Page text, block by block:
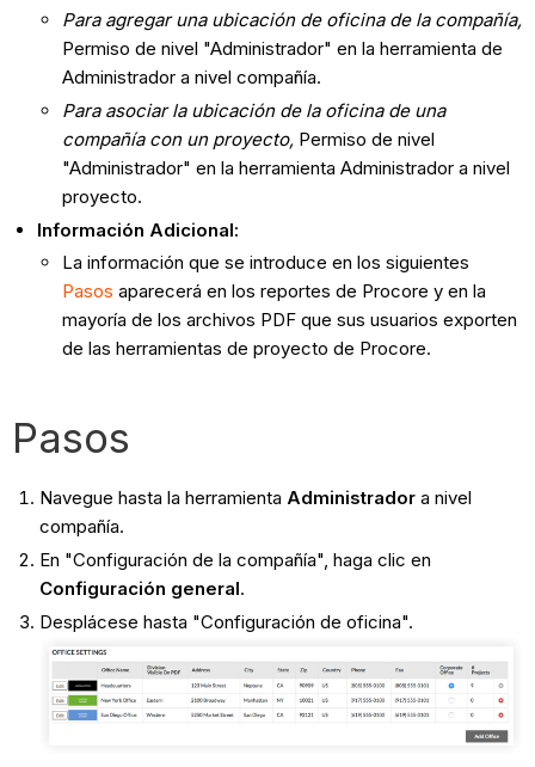
Para agregar una ubicación de oficina de la compañía,
Permiso de nivel "Administrador" en la herramienta de
Administrador a nivel compañía.
Para asociar la ubicación de la oficina de una
compañía con un proyecto, Permiso de nivel
"Administrador" en la herramienta Administrador a nivel
proyecto.
Información Adicional:
La información que se introduce en los siguientes
Pasos aparecerá en los reportes de Procore y en la
mayoría de los archivos PDF que sus usuarios exporten
de las herramientas de proyecto de Procore.
Pasos
Navegue hasta la herramienta Administradora nivel
compañía.
En "Configuración de la compañía", haga clic en
Configuración general.
Desplácese hasta "Configuración de oficina".